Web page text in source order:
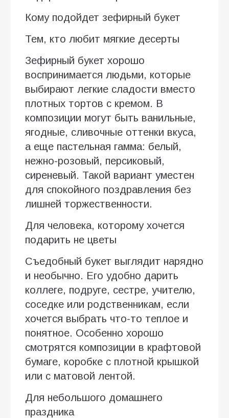
Кому подойдет зефирный букет
Тем, кто любит мягкие десерты
Зефирный букет хорошо
воспринимается людьми, которые
выбирают легкие сладости вместо
плотных тортов с кремом. В
композиции могут быть ванильные,
ягодные, сливочные оттенки вкуса,
а еще пастельная гамма: белый,
нежно-розовый, персиковый,
сиреневый. Такой вариант уместен
для спокойного поздравления без
лишней торжественности.
Для человека, которому хочется
подарить не цветы
Съедобный букет выглядит нарядно
и необычно. Его удобно дарить
коллеге, подруге, сестре, учителю,
соседке или родственникам, если
хочется выбрать что-то теплое и
понятное. Особенно хорошо
смотрятся композиции в крафтовой
бумаге, коробке с плотной крышкой
или с матовой лентой.
Для небольшого домашнего
праздника